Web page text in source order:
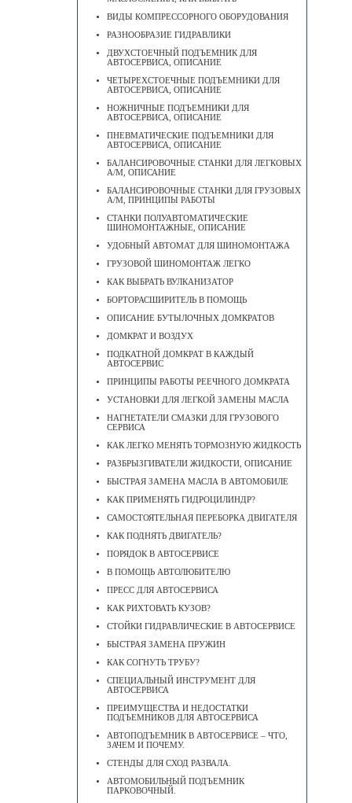
ВИДЫ КОМПРЕССОРНОГО ОБОРУДОВАНИЯ
РАЗНООБРАЗИЕ ГИДРАВЛИКИ
ДВУХСТОЕЧНЫЙ ПОДЪЕМНИК ДЛЯ
АВТОСЕРВИСА, ОПИСАНИЕ
ЧЕТЫРЕХСТОЕЧНЫЕ ПОДЪЕМНИКИ ДЛЯ
АВТОСЕРВИСА, ОПИСАНИЕ
НОЖНИЧНЫЕ ПОДЪЕМНИКИ ДЛЯ
АВТОСЕРВИСА, ОПИСАНИЕ
ПНЕВМАТИЧЕСКИЕ ПОДЪЕМНИКИ ДЛЯ
АВТОСЕРВИСА, ОПИСАНИЕ
БАЛАНСИРОВОЧНЫЕ СТАНКИ ДЛЯ ЛЕГКОВЫХ
А/М, ОПИСАНИЕ
БАЛАНСИРОВОЧНЫЕ СТАНКИ ДЛЯ ГРУЗОВЫХ
А/М, ПРИНЦИПЫ РАБОТЫ
СТАНКИ ПОЛУАВТОМАТИЧЕСКИЕ
ШИНОМОНТАЖНЫЕ, ОПИСАНИЕ
УДОБНЫЙ АВТОМАТ ДЛЯ ШИНОМОНТАЖА
ГРУЗОВОЙ ШИНОМОНТАЖ ЛЕГКО
КАК ВЫБРАТЬ ВУЛКАНИЗАТОР
БОРТОРАСШИРИТЕЛЬ В ПОМОЩЬ
ОПИСАНИЕ БУТЫЛОЧНЫХ ДОМКРАТОВ
ДОМКРАТ И ВОЗДУХ
ПОДКАТНОЙ ДОМКРАТ В КАЖДЫЙ
АВТОСЕРВИС
ПРИНЦИПЫ РАБОТЫ РЕЕЧНОГО ДОМКРАТА
УСТАНОВКИ ДЛЯ ЛЕГКОЙ ЗАМЕНЫ МАСЛА
НАГНЕТАТЕЛИ СМАЗКИ ДЛЯ ГРУЗОВОГО
СЕРВИСА
КАК ЛЕГКО МЕНЯТЬ ТОРМОЗНУЮ ЖИДКОСТЬ
РАЗБРЫЗГИВАТЕЛИ ЖИДКОСТИ, ОПИСАНИЕ
БЫСТРАЯ ЗАМЕНА МАСЛА В АВТОМОБИЛЕ
КАК ПРИМЕНЯТЬ ГИДРОЦИЛИНДР?
САМОСТОЯТЕЛЬНАЯ ПЕРЕБОРКА ДВИГАТЕЛЯ
КАК ПОДНЯТЬ ДВИГАТЕЛЬ?
ПОРЯДОК В АВТОСЕРВИСЕ
В ПОМОЩЬ АВТОЛЮБИТЕЛЮ
ПРЕСС ДЛЯ АВТОСЕРВИСА
КАК РИХТОВАТЬ КУЗОВ?
СТОЙКИ ГИДРАВЛИЧЕСКИЕ В АВТОСЕРВИСЕ
БЫСТРАЯ ЗАМЕНА ПРУЖИН
КАК СОГНУТЬ ТРУБУ?
СПЕЦИАЛЬНЫЙ ИНСТРУМЕНТ ДЛЯ
АВТОСЕРВИСА
ПРЕИМУЩЕСТВА И НЕДОСТАТКИ
ПОДЪЕМНИКОВ ДЛЯ АВТОСЕРВИСА
АВТОПОДЪЕМНИК В АВТОСЕРВИСЕ – ЧТО,
ЗАЧЕМ И ПОЧЕМУ.
СТЕНДЫ ДЛЯ СХОД РАЗВАЛА.
АВТОМОБИЛЬНЫЙ ПОДЪЕМНИК
ПАРКОВОЧНЫЙ.